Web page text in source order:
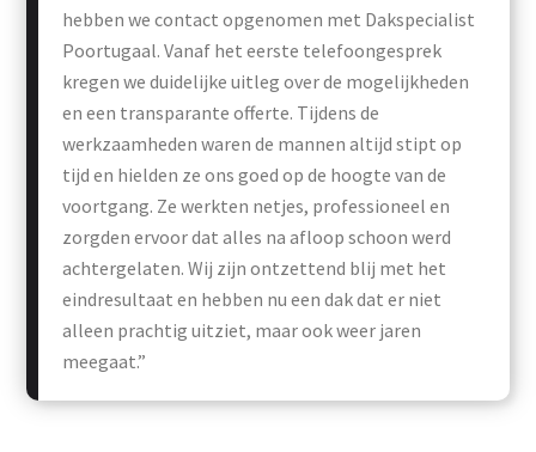
hebben we contact opgenomen met Dakspecialist
Poortugaal. Vanaf het eerste telefoongesprek
kregen we duidelijke uitleg over de mogelijkheden
en een transparante offerte. Tijdens de
werkzaamheden waren de mannen altijd stipt op
tijd en hielden ze ons goed op de hoogte van de
voortgang. Ze werkten netjes, professioneel en
zorgden ervoor dat alles na afloop schoon werd
achtergelaten. Wij zijn ontzettend blij met het
eindresultaat en hebben nu een dak dat er niet
alleen prachtig uitziet, maar ook weer jaren
meegaat.”